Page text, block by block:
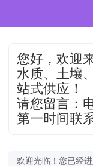
您好，欢迎
水质、土壤
站式供应！
请您留言：
第一时间联
欢迎光临！您已经